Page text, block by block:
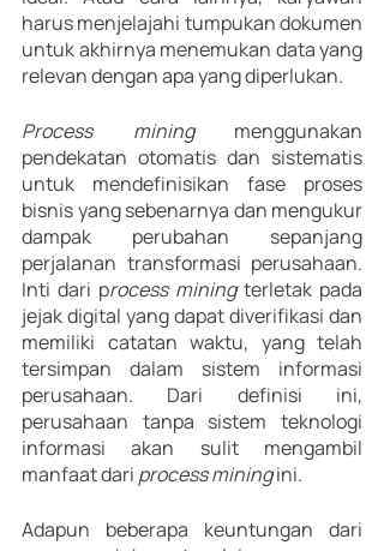
harus menjelajahi tumpukan dokumen
untuk akhirnya menemukan data yang
relevan dengan apa yang diperlukan.
Process mining menggunakan
pendekatan otomatis dan sistematis
untuk mendefinisikan fase proses
bisnis yang sebenarnya dan mengukur
dampak perubahan sepanjang
perjalanan transformasi perusahaan.
Inti dari process mining terletak pada
jejak digital yang dapat diverifikasi dan
memiliki catatan waktu, yang telah
tersimpan dalam sistem informasi
perusahaan. Dari definisi ini,
perusahaan tanpa sistem teknologi
informasi akan sulit mengambil
manfaat dari process mining ini.